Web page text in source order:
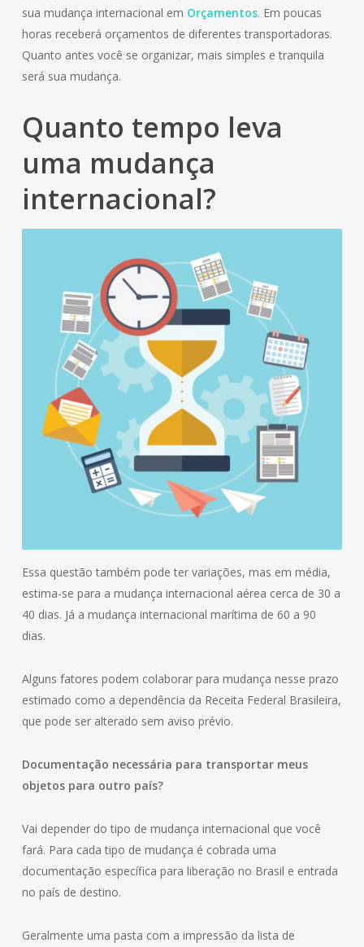
sua mudança internacional em Orçamentos. Em poucas
horas receberá orçamentos de diferentes transportadoras.
Quanto antes você se organizar, mais simples e tranquila
será sua mudança.
Quanto tempo leva
uma mudança
internacional?
Essa questão também pode ter variações, mas em média,
estima-se para a mudança internacional aérea cerca de 30 a
40 dias. Já a mudança internacional marítima de 60 a 90
dias.
Alguns fatores podem colaborar para mudança nesse prazo
estimado como a dependência da Receita Federal Brasileira,
que pode ser alterado sem aviso prévio.
Documentação necessária para transportar meus
objetos para outro país?
Vai depender do tipo de mudança internacional que você
fará. Para cada tipo de mudança é cobrada uma
documentação específica para liberação no Brasil e entrada
no país de destino.
Geralmente uma pasta com a impressão da lista de